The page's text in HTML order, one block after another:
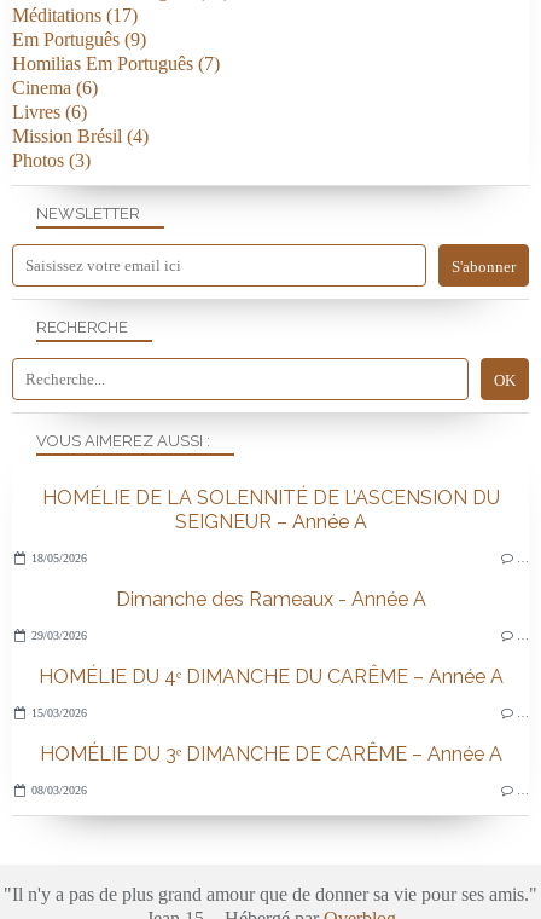
NEWSLETTER
RECHERCHE
VOUS AIMEREZ AUSSI :
HOMÉLIE DE LA SOLENNITÉ DE L’ASCENSION DU
SEIGNEUR – Année A
18/05/2026
Dimanche des Rameaux - Année A
29/03/2026
HOMÉLIE DU 4ᵉ DIMANCHE DU CARÊME – Année A
15/03/2026
HOMÉLIE DU 3ᵉ DIMANCHE DE CARÊME – Année A
08/03/2026
Méditations (17)
Em Português (9)
Homilias Em Português (7)
Cinema (6)
Livres (6)
Mission Brésil (4)
Photos (3)
"Il n'y a pas de plus grand amour que de donner sa vie pour ses amis."